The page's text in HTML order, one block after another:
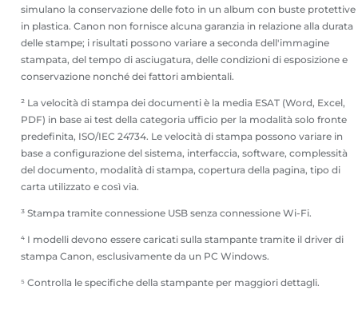
simulano la conservazione delle foto in un album con buste protettive
in plastica. Canon non fornisce alcuna garanzia in relazione alla durata
delle stampe; i risultati possono variare a seconda dell'immagine
stampata, del tempo di asciugatura, delle condizioni di esposizione e
conservazione nonché dei fattori ambientali.
² La velocità di stampa dei documenti è la media ESAT (Word, Excel,
PDF) in base ai test della categoria ufficio per la modalità solo fronte
predefinita, ISO/IEC 24734. Le velocità di stampa possono variare in
base a configurazione del sistema, interfaccia, software, complessità
del documento, modalità di stampa, copertura della pagina, tipo di
carta utilizzato e così via.
³ Stampa tramite connessione USB senza connessione Wi-Fi.
⁴ I modelli devono essere caricati sulla stampante tramite il driver di
stampa Canon, esclusivamente da un PC Windows.
⁵ Controlla le specifiche della stampante per maggiori dettagli.